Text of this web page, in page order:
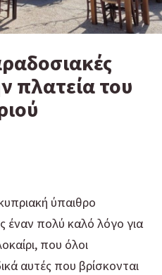
πλατεία του
ύπαιθρο
έναν πολύ καλό λόγο για
που όλοι
αυτές που βρίσκονται